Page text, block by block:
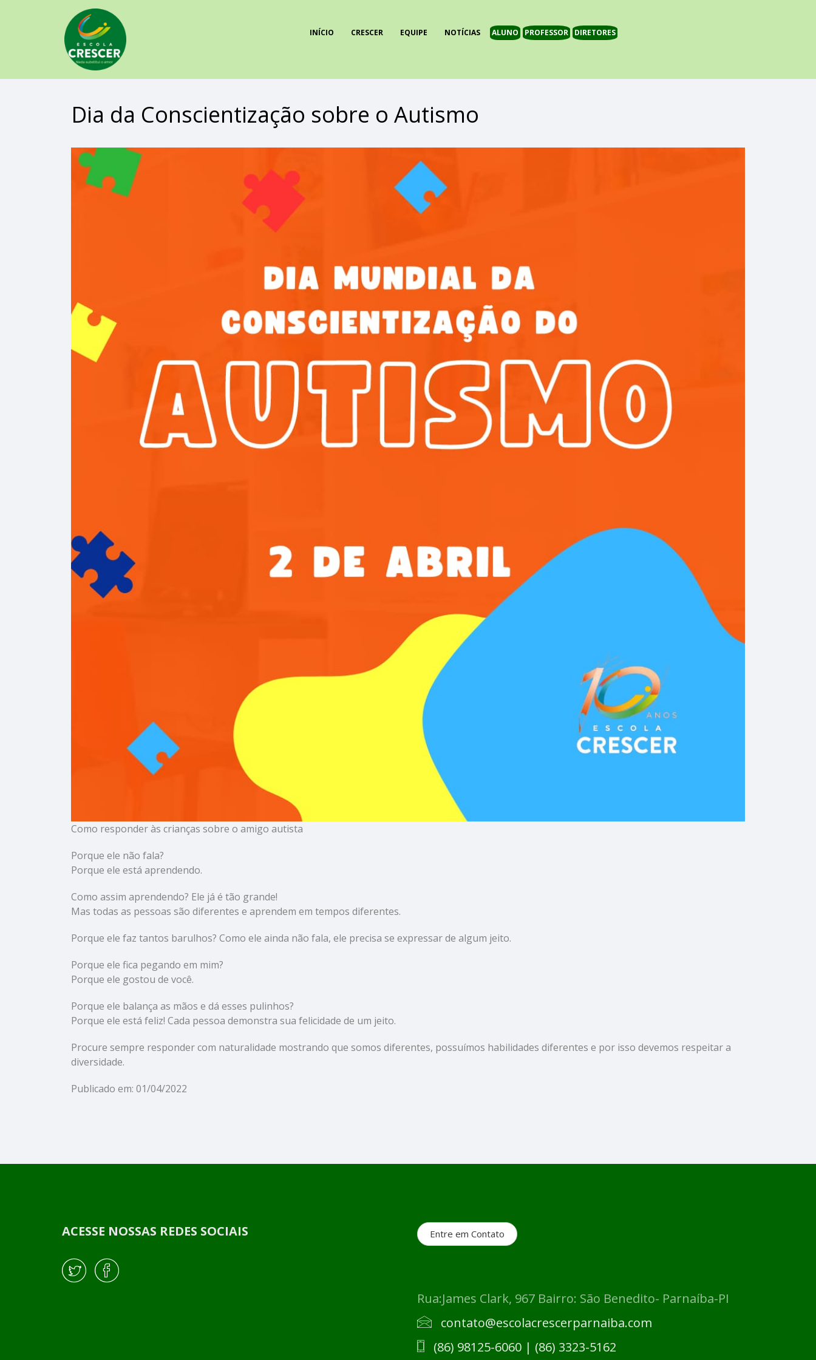
INÍCIO CRESCER EQUIPE NOTÍCIAS ALUNO PROFESSOR DIRETORES
Dia da Conscientização sobre o Autismo
Como responder às crianças sobre o amigo autista
Porque ele não fala?
Porque ele está aprendendo.
Como assim aprendendo? Ele já é tão grande!
Mas todas as pessoas são diferentes e aprendem em tempos diferentes.
Porque ele faz tantos barulhos? Como ele ainda não fala, ele precisa se expressar de algum jeito.
Porque ele fica pegando em mim?
Porque ele gostou de você.
Porque ele balança as mãos e dá esses pulinhos?
Porque ele está feliz! Cada pessoa demonstra sua felicidade de um jeito.
Procure sempre responder com naturalidade mostrando que somos diferentes, possuímos habilidades diferentes e por isso devemos respeitar a
diversidade.
Publicado em: 01/04/2022
ACESSE NOSSAS REDES SOCIAIS Entre em Contato
Rua:James Clark, 967 Bairro: São Benedito- Parnaíba-PI
contato@escolacrescerparnaiba.com
​(86) 98125-6060 | (86) 3323-5162